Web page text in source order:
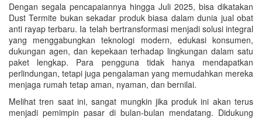
Dengan segala pencapaiannya hingga Juli 2025, bisa dikatakan
Dust Termite bukan sekadar produk biasa dalam dunia jual obat
anti rayap terbaru. Ia telah bertransformasi menjadi solusi integral
yang menggabungkan teknologi modern, edukasi konsumen,
dukungan agen, dan kepekaan terhadap lingkungan dalam satu
paket lengkap. Para pengguna tidak hanya mendapatkan
perlindungan, tetapi juga pengalaman yang memudahkan mereka
menjaga rumah tetap aman, nyaman, dan bernilai.
Melihat tren saat ini, sangat mungkin jika produk ini akan terus
menjadi pemimpin pasar di bulan-bulan mendatang. Didukung